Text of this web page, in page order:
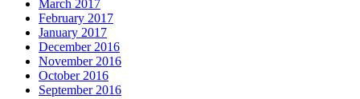
March 2017
February 2017
January 2017
December 2016
November 2016
October 2016
September 2016